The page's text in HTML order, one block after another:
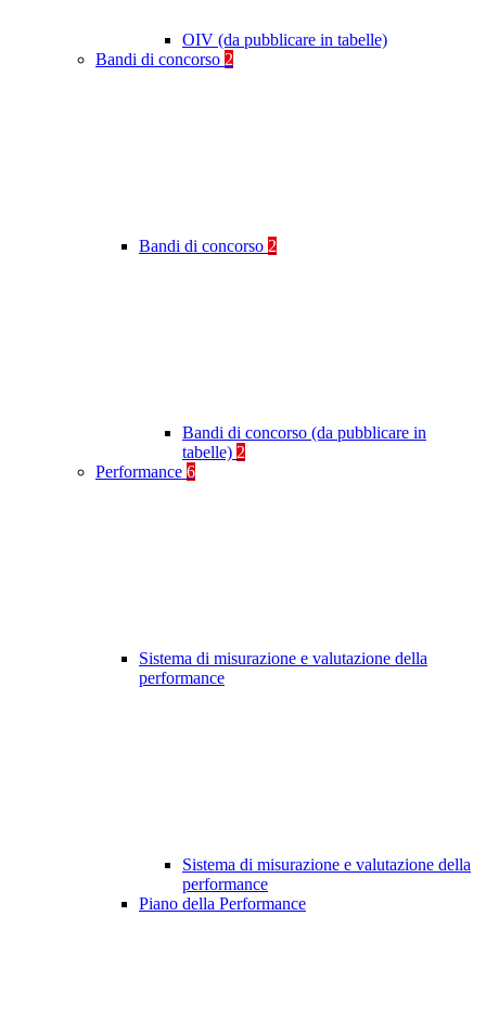
OIV (da pubblicare in tabelle)
Bandi di concorso 2
Bandi di concorso 2
Bandi di concorso (da pubblicare in
tabelle) 2
Performance 6
Sistema di misurazione e valutazione della
performance
Sistema di misurazione e valutazione della
performance
Piano della Performance